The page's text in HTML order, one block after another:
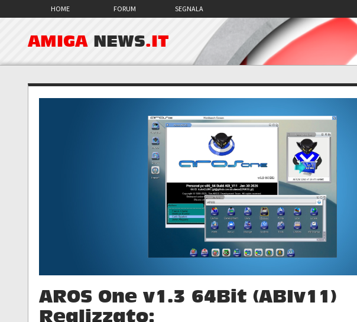
HOME FORUM SEGNALA
AMIGA NEWS.IT
AROS One v1.3 64Bit (ABIv11)
Realizzato: